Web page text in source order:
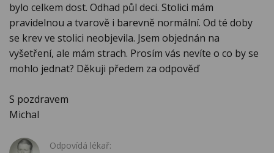
bylo celkem dost. Odhad půl deci. Stolici mám
pravidelnou a tvarově i barevně normální. Od té doby
se krev ve stolici neobjevila. Jsem objednán na
vyšetření, ale mám strach. Prosím vás nevíte o co by se
mohlo jednat? Děkuji předem za odpověď
S pozdravem
Michal
Odpovídá lékař: